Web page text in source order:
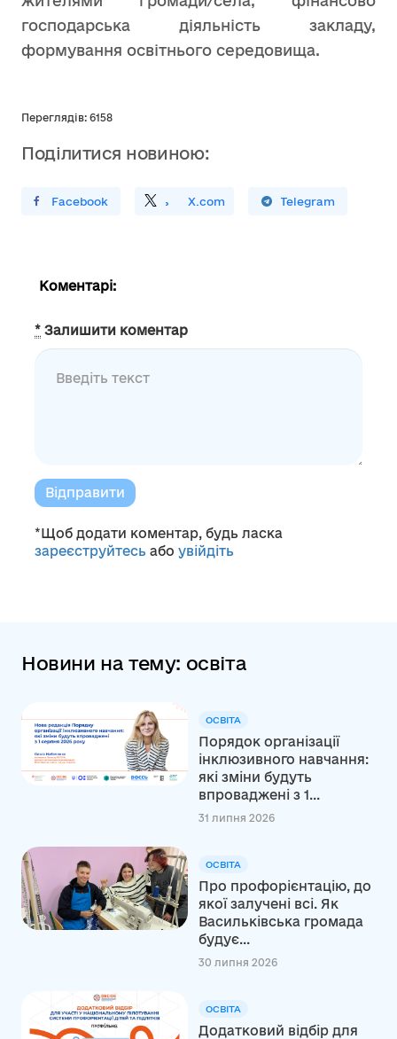
господарська діяльність закладу,
формування освітнього середовища.
Переглядів: 6158
Поділитися новиною:
У FacebookПоділитись X.com
Поширити У Telegram
Коментарі:
* Залишити коментар
Відправити
*Щоб додати коментар, будь ласка
зареєструйтесь або увійдіть
Новини на тему: освіта
ОСВІТА
Порядок організації
інклюзивного навчання:
які зміни будуть
впроваджені з 1...
31 липня 2026
ОСВІТА
Про профорієнтацію, до
якої залучені всі. Як
Васильківська громада
будує...
30 липня 2026
ОСВІТА
Додатковий відбір для